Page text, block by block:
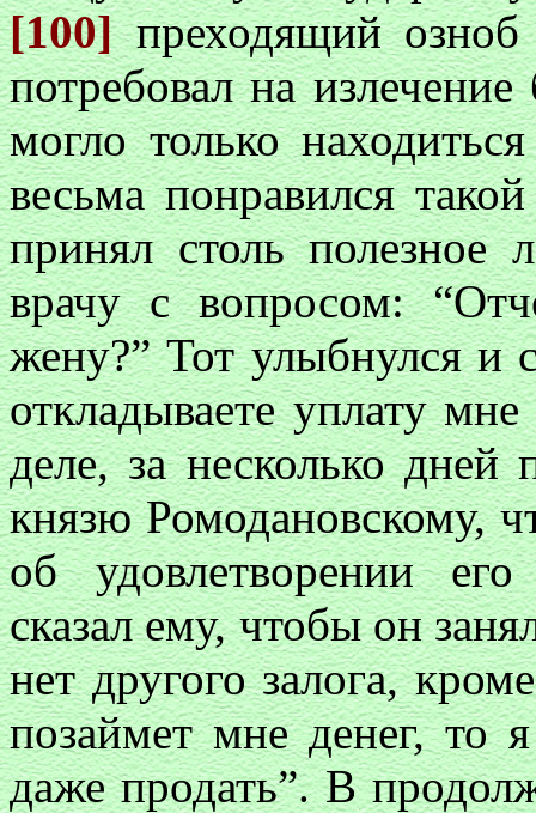
[100]преходящий озноб
потребовал на
могло только
весьма понравился
принял столь полезное
врачу с вопросом:
жену?” Тот улыбнулся и
откладываете уплату
деле, за несколько дней
князю Ромодановскому,
об удовлетворении
сказал ему, чтобы он
нет другого залога,
позаймет мне денег, то
даже продать”. В